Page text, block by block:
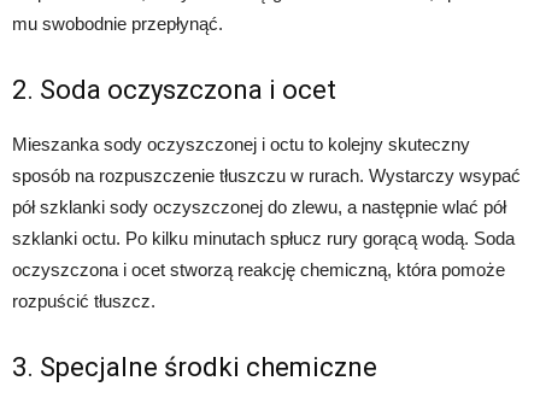
mu swobodnie przepłynąć.
2. Soda oczyszczona i ocet
Mieszanka sody oczyszczonej i octu to kolejny skuteczny
sposób na rozpuszczenie tłuszczu w rurach. Wystarczy wsypać
pół szklanki sody oczyszczonej do zlewu, a następnie wlać pół
szklanki octu. Po kilku minutach spłucz rury gorącą wodą. Soda
oczyszczona i ocet stworzą reakcję chemiczną, która pomoże
rozpuścić tłuszcz.
3. Specjalne środki chemiczne